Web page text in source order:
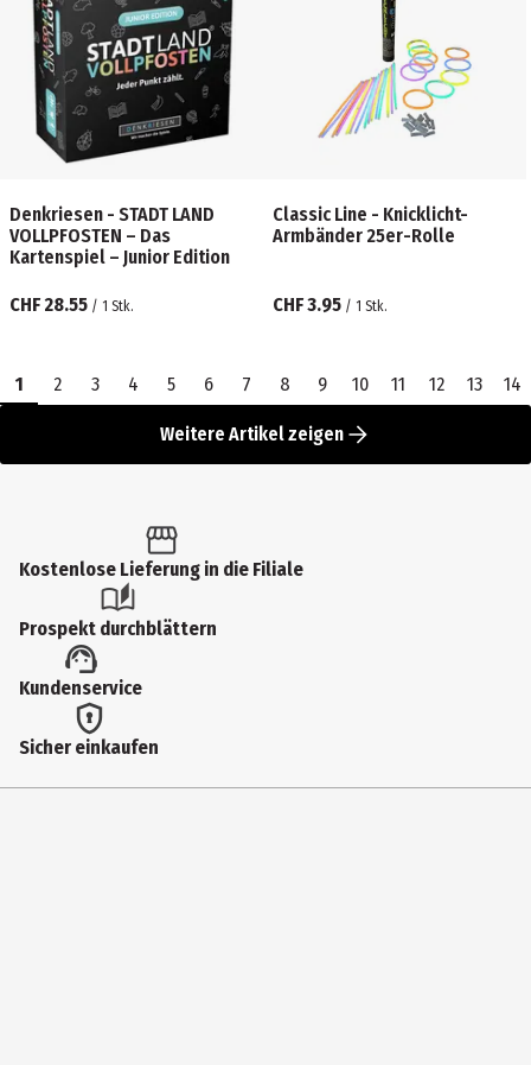
Denkriesen - STADT LAND
VOLLPFOSTEN – Das
Kartenspiel – Junior Edition
CHF 28.55 / 1 Stk.
Classic Line - Knicklicht-
Armbänder 25er-Rolle
CHF 3.95 / 1 Stk.
1 2 3 4 5 6 7 8 9 10 11 12 13 14
Weitere Artikel zeigen
Kostenlose Lieferung in die Filiale
Prospekt durchblättern
Kundenservice
Sicher einkaufen